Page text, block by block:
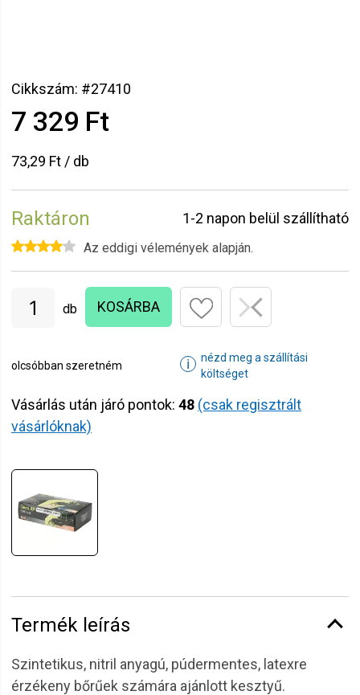
Cikkszám: #27410
7 329 Ft
73,29 Ft / db
Raktáron 1-2 napon belül szállítható
Az eddigi vélemények alapján.
db KOSÁRBA
olcsóbban szeretném ℹ
nézd meg a szállítási
költséget
Vásárlás után járó pontok: 48 (csak regisztrált
vásárlóknak)
Termék leírás
Szintetikus, nitril anyagú, púdermentes, latexre
érzékeny bőrűek számára ajánlott kesztyű.